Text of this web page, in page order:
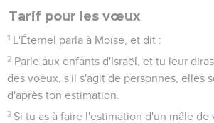
Tarif pour les vœux
1 L'Éternel parla à Moïse, et dit :
2 Parle aux enfants d'Israël, et tu leur
des voeux, s'il s'agit de personnes, elles
d'après ton estimation.
3 Si tu as à faire l'estimation d'un mâle de